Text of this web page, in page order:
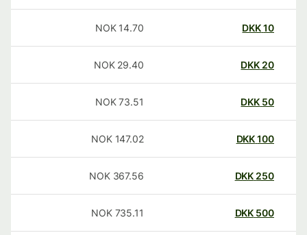
DKK
14.70
NOK
20
DKK
29.40
NOK
50
DKK
73.51
NOK
100
DKK
147.02
NOK
250
DKK
367.56
NOK
500
DKK
735.11
NOK